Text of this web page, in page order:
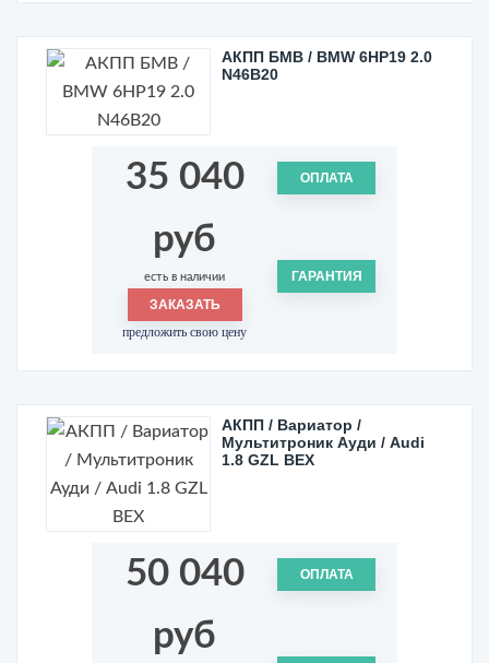
АКПП БМВ / BMW 6HP19 2.0
N46B20
35 040
руб
есть в наличии
ЗАКАЗАТЬ
предложить свою цену
ОПЛАТА
ГАРАНТИЯ
АКПП / Вариатор /
Мультитроник Ауди / Audi
1.8 GZL BEX
50 040
руб
ОПЛАТА